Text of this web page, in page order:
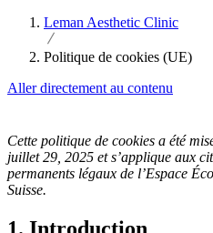
Leman Aesthetic Clinic
Politique de cookies (UE)
Aller directement au contenu
Cette politique de cookies a été
juillet 29, 2025 et s’applique aux
permanents légaux de l’Espace
Suisse.